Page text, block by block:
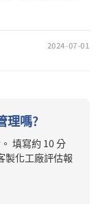
2024-07-01
理嗎?
填寫約 10 分
製化工廠評估報